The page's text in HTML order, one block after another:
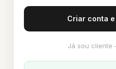
Criar conta
Já sou